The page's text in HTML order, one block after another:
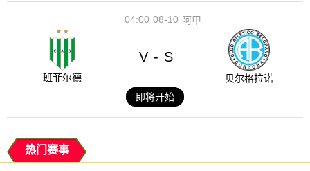
08-10
04:00 阿甲
班菲尔德
V - S
贝尔格拉诺
即将开始
热门赛事